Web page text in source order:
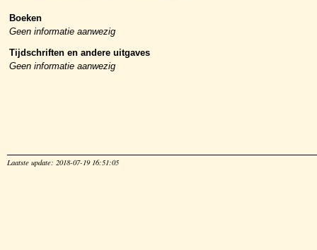
Boeken
Geen informatie aanwezig
Tijdschriften en andere uitgaves
Geen informatie aanwezig
Laatste update: 2018-07-19 16:51:05